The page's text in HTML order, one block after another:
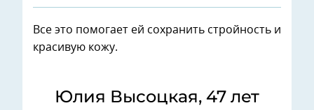
Все это помогает ей сохранить стройность и
красивую кожу.
Юлия Высоцкая, 47 лет